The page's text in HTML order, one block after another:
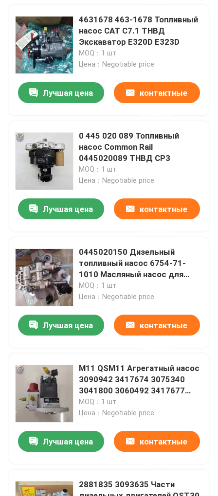
Дом
О нас
Путешествие фабрики
Проверка качества
Свяжитесь мы
Новости
Спросите цитату
Мотор качания экскаватора
4631678 463-1678 Топливный
насос CAT C7.1 ТНВД
Экскаватор E320D E323D
MOQ：1 шт.
Цена：Negotiable price
Лучшая цена контактные
0 445 020 089 Топливный
насос Common Rail
0445020089 ТНВД CP3
MOQ：1 шт.
Цена：Negotiable price
Лучшая цена контактные
0445020150 Дизельный
топливный насос 6754-71-
1010 Масляный насос для
двигателя QSB6.7 ISF 3.8
MOQ：1 шт.
Цена：Negotiable price
Лучшая цена контактные
M11 QSM11 Агрегатный насос
3090942 3417674 3075340
3041800 3060492 3417677
Впрыскный насос
MOQ：1 шт.
Цена：Negotiable price
Лучшая цена контактные
2881835 3093635 Части